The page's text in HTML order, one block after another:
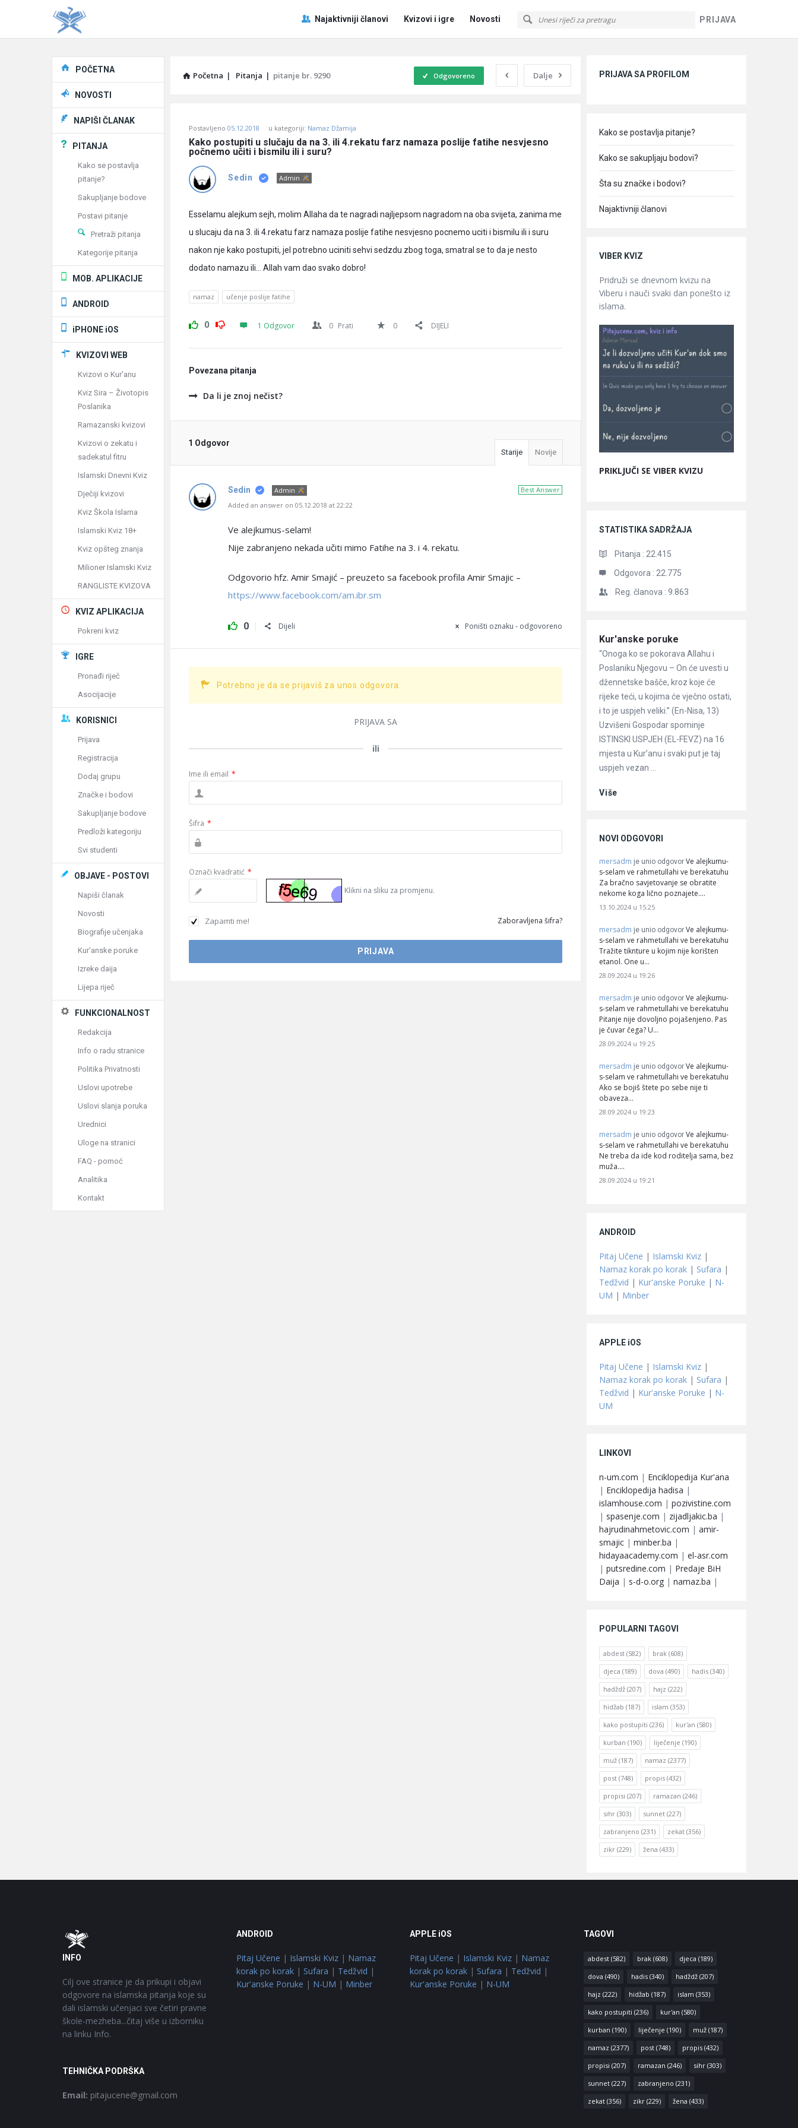
PRIJAVA
Pitaj
Učene
Navigacija
Najaktivniji članovi Kvizovi i igre Novosti
Početna | Pitanja | pitanje br. 9290 Dalje
Odgovoreno
Učene
Latest
Pitanja
Postavljeno 05.12.2018 u kategoriji: Namaz Džamija
Kako postupiti u slučaju da na 3. ili 4.rekatu farz namaza poslije fatihe nesvjesno
počnemo učiti i bismilu ili i suru?
Sedin Admin
Esselamu alejkum sejh, molim Allaha da te nagradi najljepsom nagradom na oba svijeta, zanima me
u slucaju da na 3. ili 4.rekatu farz namaza poslije fatihe nesvjesno pocnemo uciti i bismilu ili i suru
nakon nje kako postupiti, jel potrebno uciniti sehvi sedzdu zbog toga, smatral se to da je nesto
dodato namazu ili… Allah vam dao svako dobro!
namaz učenje poslije fatihe
0 1 Odgovor 0 Prati 0 DIJELI
Povezana pitanja
Da li je znoj nečist?
1 Odgovor
Starije Novije
Best Answer
Sedin
Admin
Added an answer on 05.12.2018 at 22:22
Ve alejkumus-selam!
Nije zabranjeno nekada učiti mimo Fatihe na 3. i 4. rekatu.
Odgovorio hfz. Amir Smajić – preuzeto sa facebook profila Amir Smajic –
https://www.facebook.com/am.ibr.sm
0 Dijeli Poništi oznaku - odgovoreno
Potrebno je da se prijaviš za unos odgovora.
PRIJAVA SA
ili
Ime ili email *
Šifra *
Označi kvadratić *
Klikni na sliku za promjenu.
Zapamti me! Zaboravljena šifra?
PRIJAVA SA PROFILOM
Kako se postavlja pitanje?
Kako se sakupljaju bodovi?
Šta su značke i bodovi?
Najaktivniji članovi
VIBER KVIZ
Pridruži se dnevnom kvizu na
Viberu i nauči svaki dan ponešto iz
islama.
PRIKLJUČI SE VIBER KVIZU
STATISTIKA SADRŽAJA
Pitanja : 22.415
Odgovora : 22.775
Reg. članova : 9.863
Članci
Kur'anske poruke
“Onoga ko se pokorava Allahu i
Poslaniku Njegovu – On će uvesti u
džennetske bašče, kroz koje će
rijeke teći, u kojima će vječno ostati,
i to je uspjeh veliki.” (En-Nisa, 13)
Uzvišeni Gospodar spominje
ISTINSKI USPJEH (EL-FEVZ) na 16
mjesta u Kur’anu i svaki put je taj
uspjeh vezan ...
Više
NOVI ODGOVORI
mersadm je unio odgovor Ve alejkumu-
s-selam ve rahmetullahi ve berekatuhu
Za bračno savjetovanje se obratite
nekome koga lično poznajete.…
13.10.2024 u 15:25
mersadm je unio odgovor Ve alejkumu-
s-selam ve rahmetullahi ve berekatuhu
Tražite tiknture u kojim nije korišten
etanol. One u…
28.09.2024 u 19:26
mersadm je unio odgovor Ve alejkumu-
s-selam ve rahmetullahi ve berekatuhu
Pitanje nije dovoljno pojašenjeno. Pas
je čuvar čega? U…
28.09.2024 u 19:25
mersadm je unio odgovor Ve alejkumu-
s-selam ve rahmetullahi ve berekatuhu
Ako se bojiš štete po sebe nije ti
obaveza…
28.09.2024 u 19:23
mersadm je unio odgovor Ve alejkumu-
s-selam ve rahmetullahi ve berekatuhu
Ne treba da ide kod roditelja sama, bez
muža.…
28.09.2024 u 19:21
ANDROID
Pitaj Učene | Islamski Kviz |
Namaz korak po korak | Sufara |
Tedžvid | Kur'anske Poruke | N-
UM | Minber
APPLE iOS
Pitaj Učene | Islamski Kviz |
Namaz korak po korak | Sufara |
Tedžvid | Kur'anske Poruke | N-
UM
LINKOVI
n-um.com | Enciklopedija Kur'ana
| Enciklopedija hadisa |
islamhouse.com | pozivistine.com
| spasenje.com | zijadljakic.ba |
hajrudinahmetovic.com | amir-
smajic | minber.ba |
hidayaacademy.com | el-asr.com
| putsredine.com | Predaje BiH
Daija | s-d-o.org | namaz.ba |
POPULARNI TAGOVI
abdest (582) brak (608)
djeca (189) dova (490) hadis (340)
hadždž (207) hajz (222)
hidžab (187) islam (353)
kako postupiti (236) kur'an (580)
kurban (190) liječenje (190)
muž (187) namaz (2377)
post (748) propis (432)
propisi (207) ramazan (246)
sihr (303) sunnet (227)
zabranjeno (231) zekat (356)
zikr (229) žena (433)
Explore
POČETNA
NOVOSTI
NAPIŠI ČLANAK
PITANJA
Kako se postavlja
pitanje?
Sakupljanje bodove
Postavi pitanje
Pretraži pitanja
Kategorije pitanja
MOB. APLIKACIJE
ANDROID
iPHONE iOS
KVIZOVI WEB
Kvizovi o Kur'anu
Kviz Sira – Životopis
Poslanika
Ramazanski kvizovi
Kvizovi o zekatu i
sadekatul fitru
Islamski Dnevni Kviz
Dječiji kvizovi
Kviz Škola Islama
Islamski Kviz 18+
Kviz opšteg znanja
Milioner Islamski Kviz
RANGLISTE KVIZOVA
KVIZ APLIKACIJA
Pokreni kviz
IGRE
Pronađi riječ
Asocijacije
KORISNICI
Prijava
Registracija
Dodaj grupu
Značke i bodovi
Sakupljanje bodove
Predloži kategoriju
Svi studenti
OBJAVE - POSTOVI
Napiši članak
Novosti
Biografije učenjaka
Kur'anske poruke
Izreke daija
Lijepa riječ
FUNKCIONALNOST
Redakcija
Info o radu stranice
Politika Privatnosti
Uslovi upotrebe
Uslovi slanja poruka
Urednici
Uloge na stranici
FAQ - pomoć
Analitika
Kontakt
Footer
INFO
Cilj ove stranice je da prikupi i objavi
odgovore na islamska pitanja koje su
dali islamski učenjaci sve četiri pravne
škole-mezheba...čitaj više u izborniku
na linku Info.
TEHNIČKA PODRŠKA
Email: pitajucene@gmail.com
ANDROID
Pitaj Učene | Islamski Kviz| Namaz
korak po korak| Sufara | Tedžvid |
Kur'anske Poruke | N-UM | Minber
APPLE iOS
Pitaj Učene | Islamski Kviz | Namaz
korak po korak | Sufara | Tedžvid |
Kur'anske Poruke | N-UM
TAGOVI
abdest(582) brak(608) djeca (189)
dova (490) hadis(340) hadždž(207)
hajz (222) hidžab (187) islam (353)
kako postupiti (236) kur'an (580)
kurban (190) liječenje (190) muž(187)
namaz (2377) post(748) propis(432)
propisi (207) ramazan (246) sihr(303)
sunnet(227) zabranjeno (231)
zekat(356) zikr(229) žena (433)